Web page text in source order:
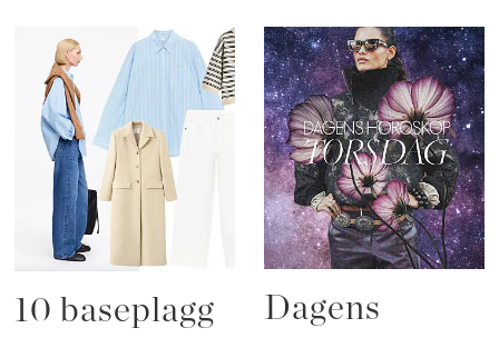
10 baseplagg
Dagens